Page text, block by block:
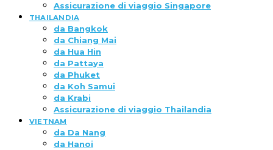
Assicurazione di viaggio Singapore
THAILANDIA
da Bangkok
da Chiang Mai
da Hua Hin
da Pattaya
da Phuket
da Koh Samui
da Krabi
Assicurazione di viaggio Thailandia
VIETNAM
da Da Nang
da Hanoi